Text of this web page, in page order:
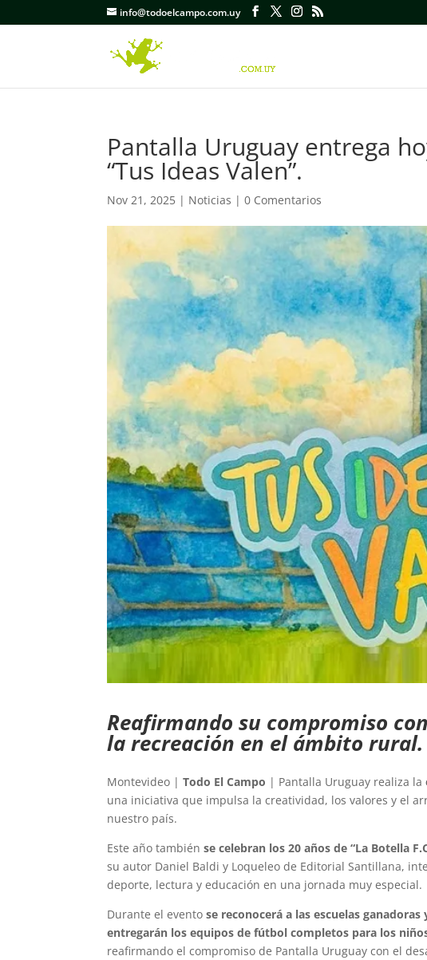
info@todoelcampo.com.uy
Pantalla Uruguay entrega
“Tus Ideas Valen”.
Nov 21, 2025 | Noticias |0 Comentarios
Reafirmando su compromiso
la recreación en el ámbito rural.
Montevideo |Todo El Campo | Pantalla Uruguay realiza la
una iniciativa que impulsa la creatividad, los valores y el
nuestro país.
Este año tambiénse celebran los 20 años de “La Botella
su autor Daniel Baldi y Loqueleo de Editorial Santillana,
deporte, lectura y educación en una jornada muy especial.
Durante el eventose reconocerá a las escuelas ganadoras
entregarán los equipos de fútbol completos para los
reafirmando el compromiso de Pantalla Uruguay con el